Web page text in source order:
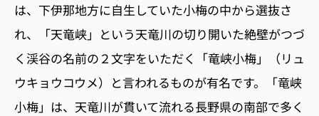
は、下伊那地方に自生していた小梅の中から選抜さ
れ、「天竜峡」という天竜川の切り開いた絶壁がつづ
く渓谷の名前の２文字をいただく「竜峡小梅」（リュ
ウキョウコウメ）と言われるものが有名です。「竜峡
小梅」は、天竜川が貫いて流れる長野県の南部で多く